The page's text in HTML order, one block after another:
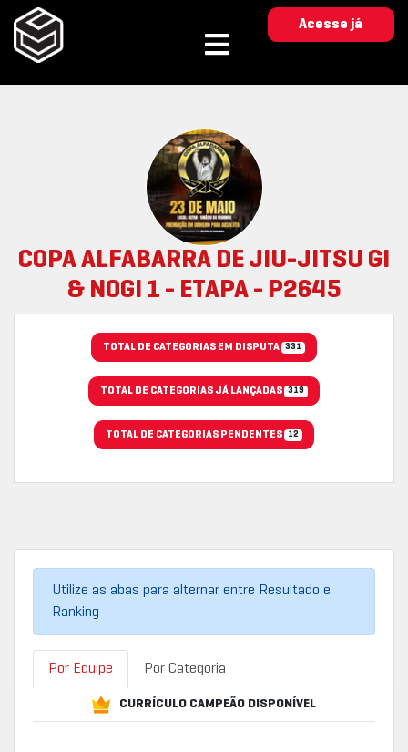
Acesse já
COPA ALFABARRA DE JIU-JITSU GI
& NOGI 1 - ETAPA - P2645
TOTAL DE CATEGORIAS EM DISPUTA 331
TOTAL DE CATEGORIAS JÁ LANÇADAS 319
TOTAL DE CATEGORIAS PENDENTES 12
Utilize as abas para alternar entre Resultado e
Ranking
Por Equipe Por Categoria
CURRÍCULO CAMPEÃO DISPONÍVEL